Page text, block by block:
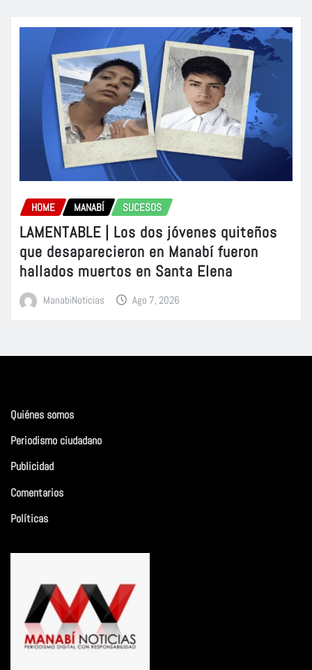
HOME MANABÍ SUCESOS
LAMENTABLE | Los dos jóvenes quiteños
que desaparecieron en Manabí fueron
hallados muertos en Santa Elena
ManabiNoticias Ago 7, 2026
Quiénes somos
Periodismo ciudadano
Publicidad
Comentarios
Políticas